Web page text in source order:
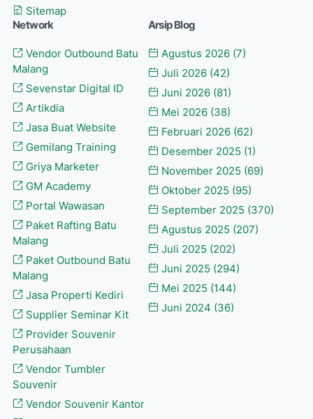
Sitemap
Network
Vendor Outbound Batu
Malang
Sevenstar Digital ID
Artikdia
Jasa Buat Website
Gemilang Training
Griya Marketer
GM Academy
Portal Wawasan
Paket Rafting Batu
Malang
Paket Outbound Batu
Malang
Jasa Properti Kediri
Supplier Seminar Kit
Provider Souvenir
Perusahaan
Vendor Tumbler
Souvenir
Vendor Souvenir Kantor
Arsip Blog
Agustus 2026 (7)
Juli 2026 (42)
Juni 2026 (81)
Mei 2026 (38)
Februari 2026 (62)
Desember 2025 (1)
November 2025 (69)
Oktober 2025 (95)
September 2025 (370)
Agustus 2025 (207)
Juli 2025 (202)
Juni 2025 (294)
Mei 2025 (144)
Juni 2024 (36)